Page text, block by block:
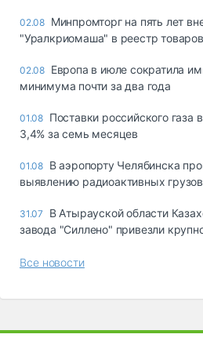
02.08 Минпромторг на пять лет
"Уралкриомаша" в реестр
02.08 Европа в июле сократила
минимума почти за два года
01.08 Поставки российского газа
3,4% за семь месяцев
01.08 В аэропорту Челябинска
выявлению радиоактивных грузов
31.07
В Атырауской области
завода "Силлено" привезли
Все новости